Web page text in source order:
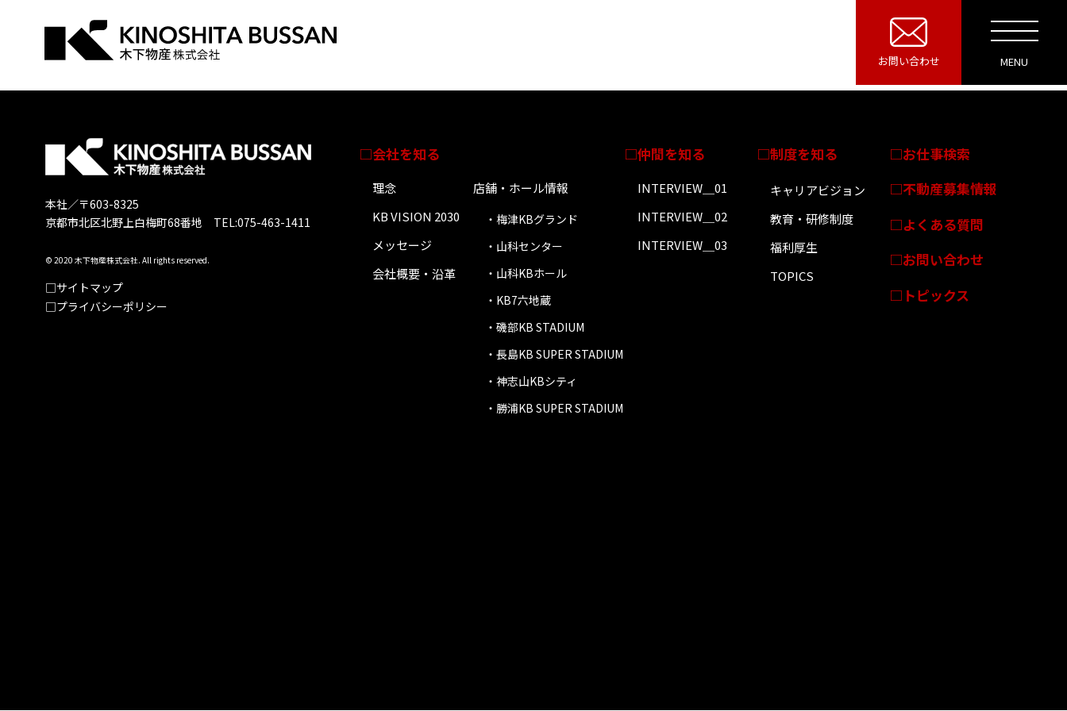
お問い合わせ
本社／〒603-8325
京都市北区北野上白梅町68番地 TEL:075-463-1411
© 2020 木下物産株式会社. All rights reserved.
サイトマップ
プライバシーポリシー
会社を知る
理念
KB VISION 2030
メッセージ
会社概要・沿革
店舗・ホール情報
・梅津KBグランド
・山科センター
・山科KBホール
・KB7六地蔵
・磯部KB STADIUM
・長島KB SUPER STADIUM
・神志山KBシティ
・勝浦KB SUPER STADIUM
仲間を知る
INTERVIEW＿01
INTERVIEW＿02
INTERVIEW＿03
制度を知る
キャリアビジョン
教育・研修制度
福利厚生
TOPICS
お仕事検索
不動産募集情報
よくある質問
お問い合わせ
トピックス